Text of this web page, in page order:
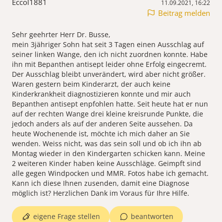
Eccol1881 11.09.2021, 16:22
Beitrag melden
Sehr geehrter Herr Dr. Busse,
mein 3jähriger Sohn hat seit 3 Tagen einen Ausschlag auf
seiner linken Wange, den ich nicht zuordnen konnte. Habe
ihn mit Bepanthen antisept leider ohne Erfolg eingecremt.
Der Ausschlag bleibt unverändert, wird aber nicht größer.
Waren gestern beim Kinderarzt, der auch keine
Kinderkrankheit diagnostizieren konnte und mir auch
Bepanthen antisept enpfohlen hatte. Seit heute hat er nun
auf der rechten Wange drei kleine kreisrunde Punkte, die
jedoch anders als auf der anderen Seite aussehen. Da
heute Wochenende ist, möchte ich mich daher an Sie
wenden. Weiss nicht, was das sein soll und ob ich ihn ab
Montag wieder in den Kindergarten schicken kann. Meine
2 weiteren Kinder haben keine Ausschläge. Geimpft sind
alle gegen Windpocken und MMR. Fotos habe ich gemacht.
Kann ich diese Ihnen zusenden, damit eine Diagnose
möglich ist? Herzlichen Dank im Voraus für Ihre Hilfe.
beantworten
eigene Frage stellen